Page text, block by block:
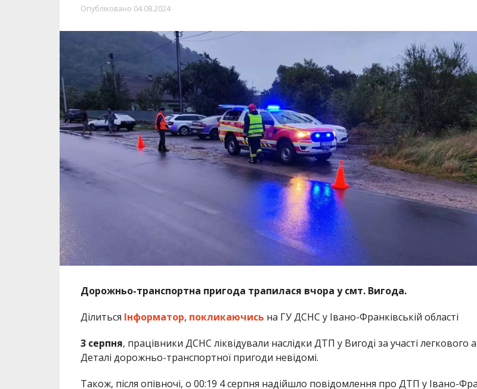
Опубліковано 04.08.2024
Дорожньо-транспортна пригода трапилася вчора у смт. Вигода.
Ділиться Інформатор, покликаючись на ГУ ДСНС у Івано-Франківській області
3 серпня, працівники ДСНС ліквідували наслідки ДТП у Вигоді за участі легкового
Деталі дорожньо-транспортної пригоди невідомі.
Також, після опівночі, о 00:19 4 серпня надійшло повідомлення про ДТП у Івано-